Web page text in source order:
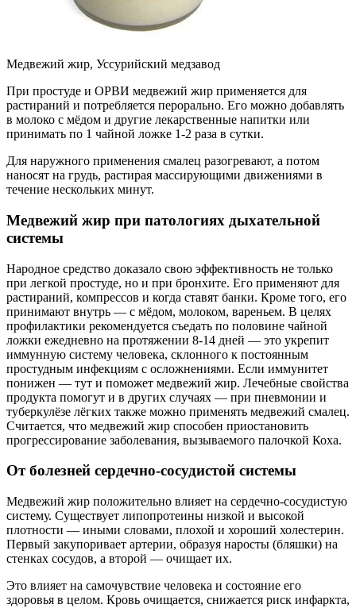
Медвежий жир, Уссурийский медзавод
При простуде и ОРВИ медвежий жир применяется для
растираний и потребляется перорально. Его можно добавлять
в молоко с мёдом и другие лекарственные напитки или
принимать по 1 чайной ложке 1-2 раза в сутки.
Для наружного применения смалец разогревают, а потом
наносят на грудь, растирая массирующими движениями в
течение нескольких минут.
Медвежий жир при патологиях дыхательной
системы
Народное средство доказало свою эффективность не только
при легкой простуде, но и при бронхите. Его применяют для
растираний, компрессов и когда ставят банки. Кроме того, его
принимают внутрь — с мёдом, молоком, вареньем. В целях
профилактики рекомендуется съедать по половине чайной
ложки ежедневно на протяжении 8-14 дней — это укрепит
иммунную систему человека, склонного к постоянным
простудным инфекциям с осложнениями. Если иммунитет
понижен — тут и поможет медвежий жир. Лечебные свойства
продукта помогут и в других случаях — при пневмонии и
туберкулёзе лёгких также можно применять медвежий смалец.
Считается, что медвежий жир способен приостановить
прогрессирование заболевания, вызываемого палочкой Коха.
От болезней сердечно-сосудистой системы
Медвежий жир положительно влияет на сердечно-сосудистую
систему. Существует липопротеины низкой и высокой
плотности — иными словами, плохой и хороший холестерин.
Первый закупоривает артерии, образуя наросты (бляшки) на
стенках сосудов, а второй — очищает их.
Это влияет на самочувствие человека и состояние его
здоровья в целом. Кровь очищается, снижается риск инфаркта,